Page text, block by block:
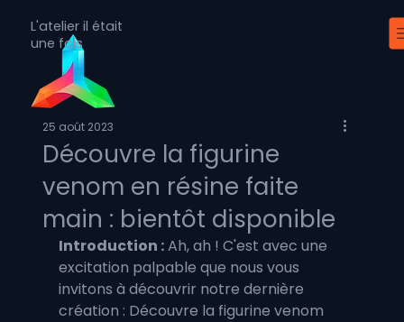
L'atelier il était
une fois
Découvre la figurine
venom en résine faite
main : bientôt disponible
25 août 2023
Introduction : Ah, ah ! C'est avec une
excitation palpable que nous vous
invitons à découvrir notre dernière
création : Découvre la figurine venom